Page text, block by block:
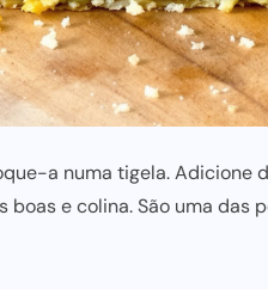
a numa tigela. Adicione
boas e colina. São uma